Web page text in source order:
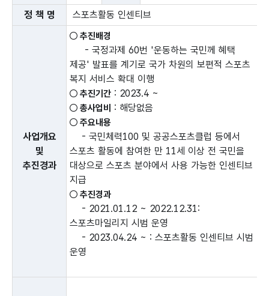
정 책 명
스포츠활동 인센티브
사업개요
및
추진경과
○ 추진배경
- 국정과제 60번 '운동하는 국민께 혜택
제공' 발표를 계기로 국가 차원의 보편적 스포츠
복지 서비스 확대 이행
○ 추진기간 : 2023.4 ~
○ 총사업비 : 해당없음
○ 주요내용
- 국민체력100 및 공공스포츠클럽 등에서
스포츠 활동에 참여한 만 11세 이상 전 국민을
대상으로 스포츠 분야에서 사용 가능한 인센티브
지급
○ 추진경과
- 2021.01.12 ~ 2022.12.31:
스포츠마일리지 시범 운영
- 2023.04.24 ~ : 스포츠활동 인센티브 시범
운영